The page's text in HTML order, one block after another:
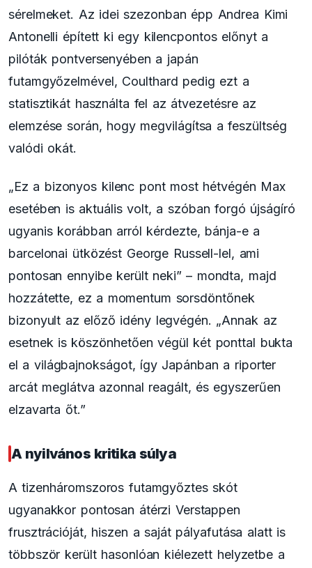
sérelmeket. Az idei szezonban épp Andrea Kimi
Antonelli épített ki egy kilencpontos előnyt a
pilóták pontversenyében a japán
futamgyőzelmével, Coulthard pedig ezt a
statisztikát használta fel az átvezetésre az
elemzése során, hogy megvilágítsa a feszültség
valódi okát.
„Ez a bizonyos kilenc pont most hétvégén Max
esetében is aktuális volt, a szóban forgó újságíró
ugyanis korábban arról kérdezte, bánja-e a
barcelonai ütközést George Russell-lel, ami
pontosan ennyibe került neki” – mondta, majd
hozzátette, ez a momentum sorsdöntőnek
bizonyult az előző idény legvégén. „Annak az
esetnek is köszönhetően végül két ponttal bukta
el a világbajnokságot, így Japánban a riporter
arcát meglátva azonnal reagált, és egyszerűen
elzavarta őt.”
A nyilvános kritika súlya
A tizenháromszoros futamgyőztes skót
ugyanakkor pontosan átérzi Verstappen
frusztrációját, hiszen a saját pályafutása alatt is
többször került hasonlóan kiélezett helyzetbe a